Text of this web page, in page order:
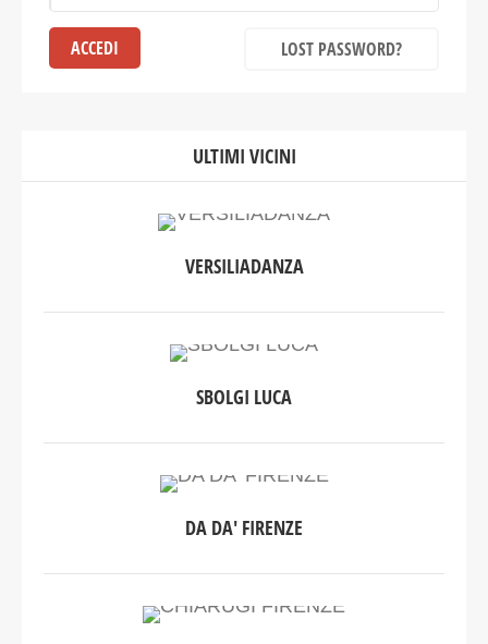
LOST PASSWORD?
ULTIMI VICINI
VERSILIADANZA
SBOLGI LUCA
DA DA' FIRENZE